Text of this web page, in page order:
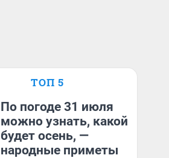
ТОП 5
По погоде 31 июля
можно узнать, какой
будет осень, —
народные приметы